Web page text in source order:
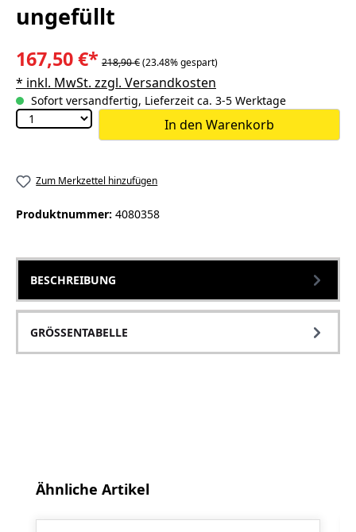
ungefüllt
167,50 €* 218,90 €(23.48% gespart)
* inkl. MwSt. zzgl. Versandkosten
Sofort versandfertig, Lieferzeit ca. 3-5 Werktage
In den Warenkorb
Zum Merkzettel hinzufügen
Produktnummer: 4080358
BESCHREIBUNG
GRÖSSENTABELLE
Produktgalerie überspringen
Ähnliche Artikel